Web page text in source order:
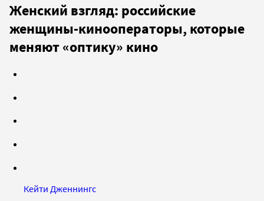
Женский взгляд: российские
женщины-кинооператоры, которые
меняют «оптику» кино
Кейти Дженнингс